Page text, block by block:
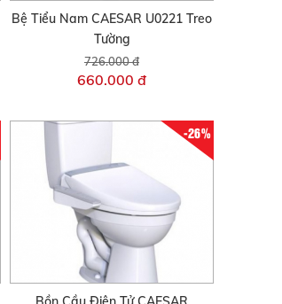
Bệ Tiểu Nam CAESAR U0221 Treo
Tường
726.000 đ
660.000 đ
-26%